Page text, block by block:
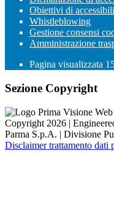
Obiettivi di
Whistleblowing
Gestione consensi
Amministrazione
Pagina visualizzata
Sezione Copyright
Copyright 2026 |
Parma S.p.A. | Divisione
Disclaimer trattamento dati